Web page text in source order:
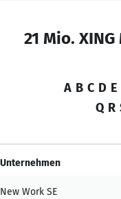
21 Mio.
A B C D E
Q R
Unternehmen
New Work SE